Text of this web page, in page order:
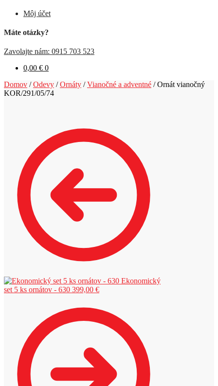
Môj účet
Máte otázky?
Zavolajte nám: 0915 703 523
0,00 € 0
Domov /Odevy /Ornáty /Vianočné a adventné /Ornát vianočný
KOR/291/05/74
Ekonomický
set 5 ks ornátov - 630 399,00 €